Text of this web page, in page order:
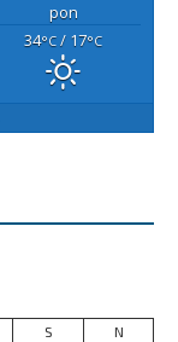
pon
34°C / 17°C
S N